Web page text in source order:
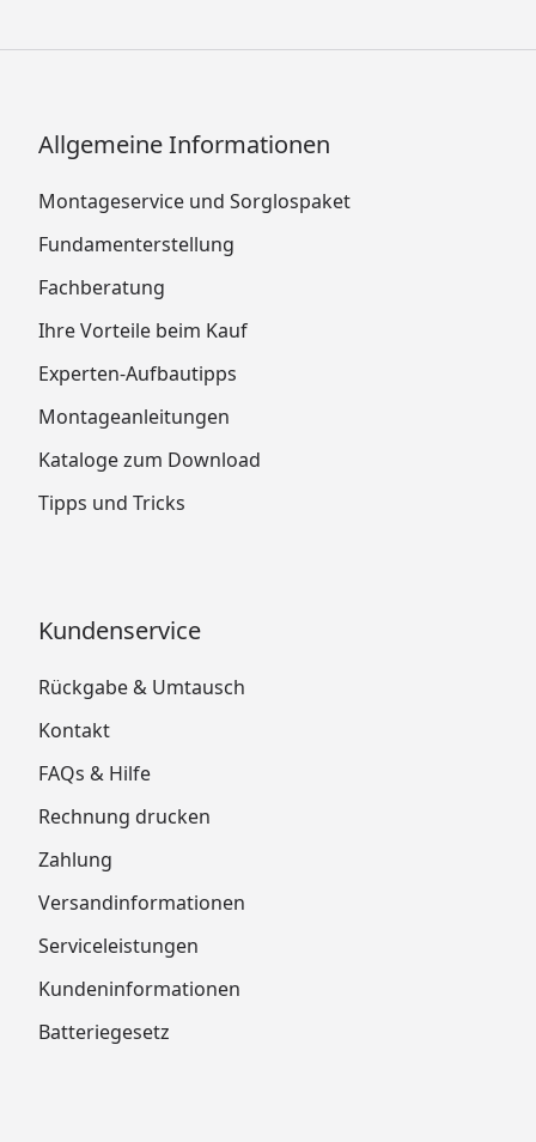
Allgemeine Informationen
Montageservice und Sorglospaket
Fundamenterstellung
Fachberatung
Ihre Vorteile beim Kauf
Experten-Aufbautipps
Montageanleitungen
Kataloge zum Download
Tipps und Tricks
Kundenservice
Rückgabe & Umtausch
Kontakt
FAQs & Hilfe
Rechnung drucken
Zahlung
Versandinformationen
Serviceleistungen
Kundeninformationen
Batteriegesetz